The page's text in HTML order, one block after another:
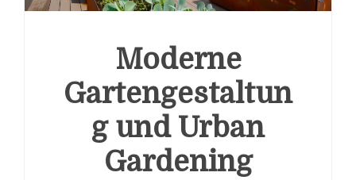
Moderne
Gartengestaltun
g und Urban
Gardening